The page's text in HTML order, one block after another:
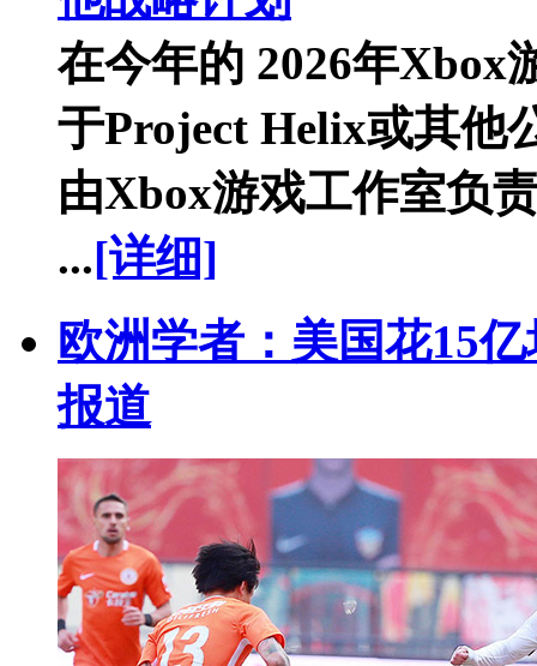
在今年的 2026年Xbox
于Project Helix或其他
由Xbox游戏工作室负
...[详细]
欧洲学者：美国花15
报道